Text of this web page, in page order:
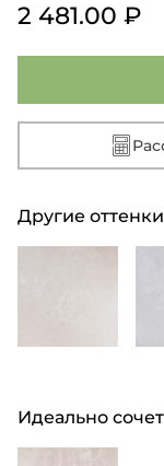
2 481.00 ₽
Другие оттенки
Идеально